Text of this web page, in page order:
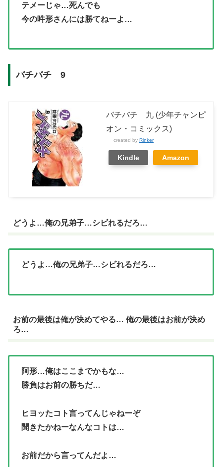
テメーじゃ…死んでも
今の吽形さんには勝てねーよ…
バチバチ 9
バチバチ 九 (少年チャンピ
オン・コミックス)
created by Rinker
Kindle Amazon
どうよ…俺の兄弟子…シビれるだろ…
どうよ…俺の兄弟子…シビれるだろ…
お前の最後は俺が決めてやる… 俺の最後はお前が決め
ろ…
阿形…俺はここまでかもな…
勝負はお前の勝ちだ…
ヒヨッたコト言ってんじゃねーぞ
聞きたかねーなんなコトは…
お前だから言ってんだよ…